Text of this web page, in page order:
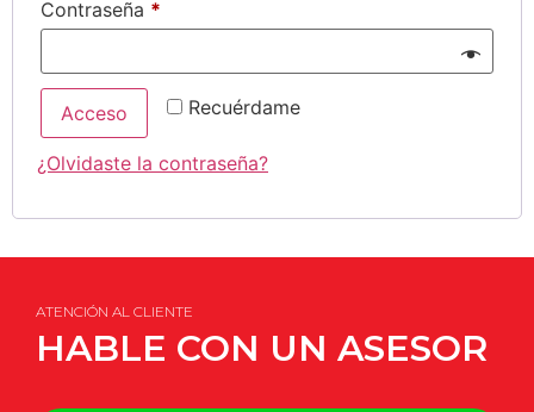
Contraseña *
Recuérdame
Acceso
¿Olvidaste la contraseña?
ATENCIÓN AL CLIENTE
HABLE CON UN ASESOR